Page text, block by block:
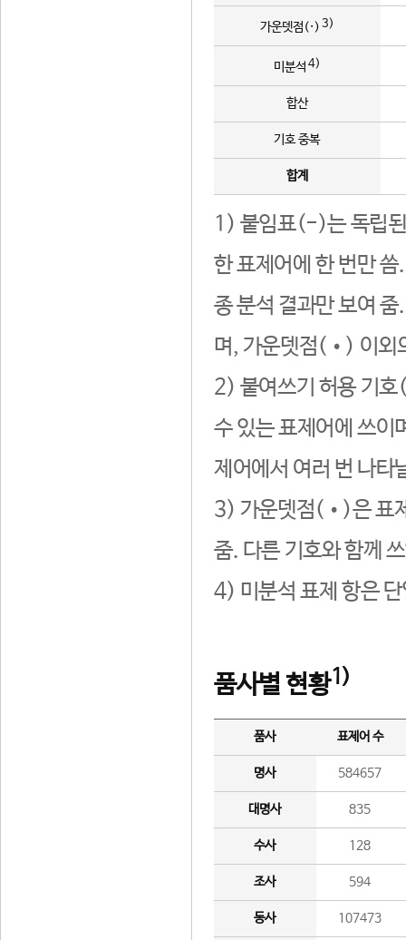
가운뎃점(·) 3)
미분석 4)
합산
기호 중복
합계
1) 붙임표(-)는 독립된
한 표제어에 한 번만
종 분석 결과만 보여
며, 가운뎃점(•) 이외
2) 붙여쓰기 허용 기호
수 있는 표제어에 쓰이
제어에서 여러 번 나타
3) 가운뎃점(•)은 표
줌. 다른 기호와 함께
4) 미분석 표제 항은
품사별 현황1)
품사 표제어 수
명사 584657
대명사 835
수사 128
조사 594
동사 107473